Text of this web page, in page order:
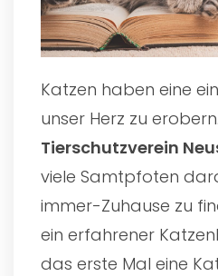
Katzen haben eine
unser Herz zu
Tierschutzverein
viele Samtpfoten
immer-Zuhause zu
ein erfahrener
das erste Mal eine